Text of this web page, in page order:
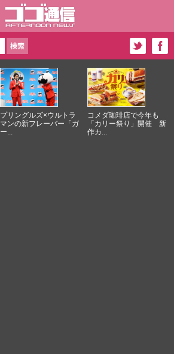
プリングルズ×ウルトラ
マンの新フレーバー「ガ
ー...
コメダ珈琲店で今年も
「カリー祭り」開催 新
作カ...